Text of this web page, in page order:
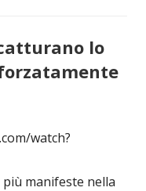
lo
watch?
manifeste nella